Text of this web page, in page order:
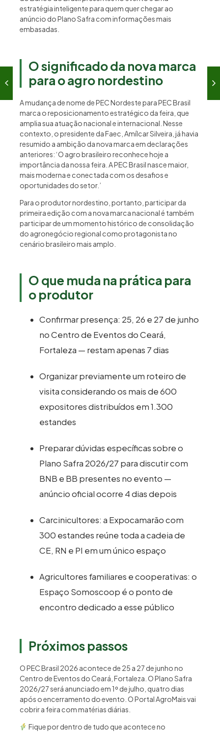
estratégia inteligente para quem quer chegar ao
anúncio do Plano Safra com informações mais
embasadas.
O significado da nova marca
para o agro nordestino
A mudança de nome de PEC Nordeste para PEC Brasil
marca o reposicionamento estratégico da feira, que
amplia sua atuação nacional e internacional. Nesse
contexto, o presidente da Faec, Amílcar Silveira, já havia
resumido a ambição da nova marca em declarações
anteriores: ‘O agro brasileiro reconhece hoje a
importância da nossa feira. A PEC Brasil nasce maior,
mais moderna e conectada com os desafios e
oportunidades do setor.’
Para o produtor nordestino, portanto, participar da
primeira edição com a nova marca nacional é também
participar de um momento histórico de consolidação
do agronegócio regional como protagonista no
cenário brasileiro mais amplo.
O que muda na prática para
o produtor
Confirmar presença: 25, 26 e 27 de junho
no Centro de Eventos do Ceará,
Fortaleza — restam apenas 7 dias
Organizar previamente um roteiro de
visita considerando os mais de 600
expositores distribuídos em 1.300
estandes
Preparar dúvidas específicas sobre o
Plano Safra 2026/27 para discutir com
BNB e BB presentes no evento —
anúncio oficial ocorre 4 dias depois
Carcinicultores: a Expocamarão com
300 estandes reúne toda a cadeia de
CE, RN e PI em um único espaço
Agricultores familiares e cooperativas: o
Espaço Somoscoop é o ponto de
encontro dedicado a esse público
Próximos passos
O PEC Brasil 2026 acontece de 25 a 27 de junho no
Centro de Eventos do Ceará, Fortaleza. O Plano Safra
2026/27 será anunciado em 1º de julho, quatro dias
após o encerramento do evento. O Portal AgroMais vai
cobrir a feira com matérias diárias.
Fique por dentro de tudo que acontece no